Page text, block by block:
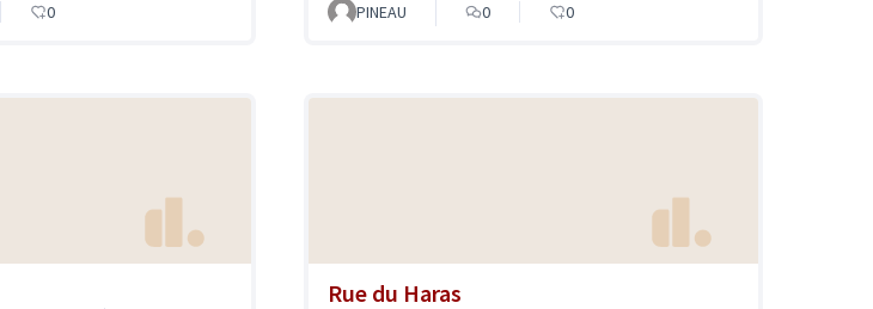
0 PINEAU 0 0
Rue du Haras